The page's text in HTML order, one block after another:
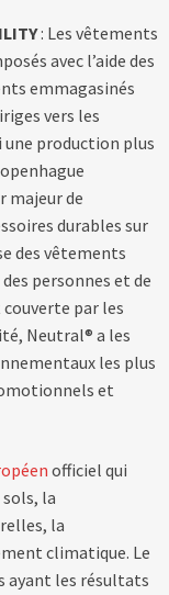
: Les vêtements
avec l’aide des
emmagasinés
vers les
production plus
majeur de
durables sur
des vêtements
personnes et de
par les
Neutral® a les
les plus
et
officiel qui
sols, la
la
climatique. Le
ayant les résultats